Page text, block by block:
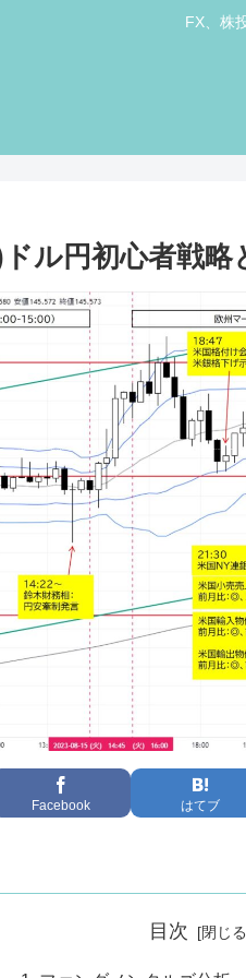
FX、株
ル円初心者戦略
Facebook はてブ
目次